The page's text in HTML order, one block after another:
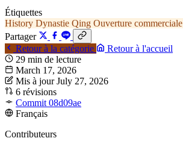
Étiquettes
History Dynastie Qing Ouverture commerciale
Partager
Retour à la catégorie
Retour à l'accueil
29 min de lecture
March 17, 2026
Mis à jour July 27, 2026
6 révisions
Commit 08d09ae
Français
Contributeurs